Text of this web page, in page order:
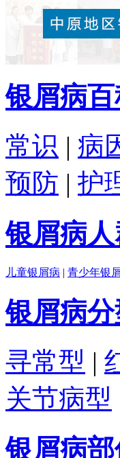
银屑病
常识 | 病
预防 | 护
银屑病
儿童银屑病 | 青少年银
银屑病分
寻常型 |
关节病型
银屑病